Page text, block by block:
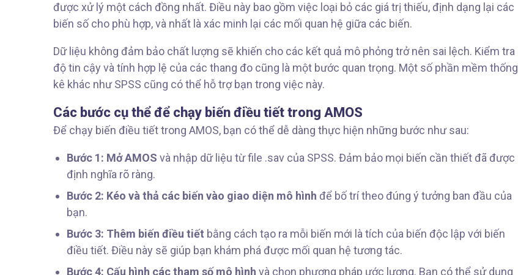
được xử lý một cách đồng nhất. Điều này bao gồm việc loại bỏ các giá trị thiếu, định dạng lại các
biến số cho phù hợp, và nhất là xác minh lại các mối quan hệ giữa các biến.
Dữ liệu không đảm bảo chất lượng sẽ khiến cho các kết quả mô phỏng trở nên sai lệch. Kiểm tra
độ tin cậy và tính hợp lệ của các thang đo cũng là một bước quan trọng. Một số phần mềm thống
kê khác như SPSS cũng có thể hỗ trợ bạn trong việc này.
Các bước cụ thể để chạy biến điều tiết trong AMOS
Để chạy biến điều tiết trong AMOS, bạn có thể dễ dàng thực hiện những bước như sau:
Bước 1: Mở AMOS và nhập dữ liệu từ file .sav của SPSS. Đảm bảo mọi biến cần thiết đã được
định nghĩa rõ ràng.
Bước 2: Kéo và thả các biến vào giao diện mô hình để bố trí theo đúng ý tưởng ban đầu của
bạn.
Bước 3: Thêm biến điều tiết bằng cách tạo ra mỗi biến mới là tích của biến độc lập với biến
điều tiết. Điều này sẽ giúp bạn khám phá được mối quan hệ tương tác.
Bước 4: Cấu hình các tham số mô hình và chọn phương pháp ước lượng. Bạn có thể sử dụng